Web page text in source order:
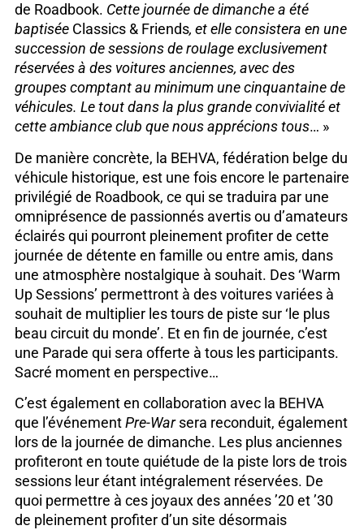
de Roadbook. Cette journée de dimanche a été
baptisée Classics & Friends, et elle consistera en une
succession de sessions de roulage exclusivement
réservées à des voitures anciennes, avec des
groupes comptant au minimum une cinquantaine de
véhicules. Le tout dans la plus grande convivialité et
cette ambiance club que nous apprécions tous… »
De manière concrète, la BEHVA, fédération belge du
véhicule historique, est une fois encore le partenaire
privilégié de Roadbook, ce qui se traduira par une
omniprésence de passionnés avertis ou d’amateurs
éclairés qui pourront pleinement profiter de cette
journée de détente en famille ou entre amis, dans
une atmosphère nostalgique à souhait. Des ‘Warm
Up Sessions’ permettront à des voitures variées à
souhait de multiplier les tours de piste sur ‘le plus
beau circuit du monde’. Et en fin de journée, c’est
une Parade qui sera offerte à tous les participants.
Sacré moment en perspective…
C’est également en collaboration avec la BEHVA
que l’événement Pre-Warsera reconduit, également
lors de la journée de dimanche. Les plus anciennes
profiteront en toute quiétude de la piste lors de trois
sessions leur étant intégralement réservées. De
quoi permettre à ces joyaux des années ’20 et ’30
de pleinement profiter d’un site désormais